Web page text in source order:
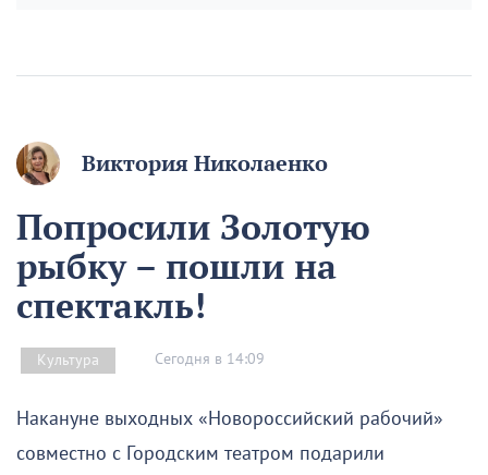
Виктория Николаенко
Попросили Золотую
рыбку – пошли на
спектакль!
Культура Сегодня в 14:09
Накануне выходных «Новороссийский рабочий»
совместно с Городским театром подарили